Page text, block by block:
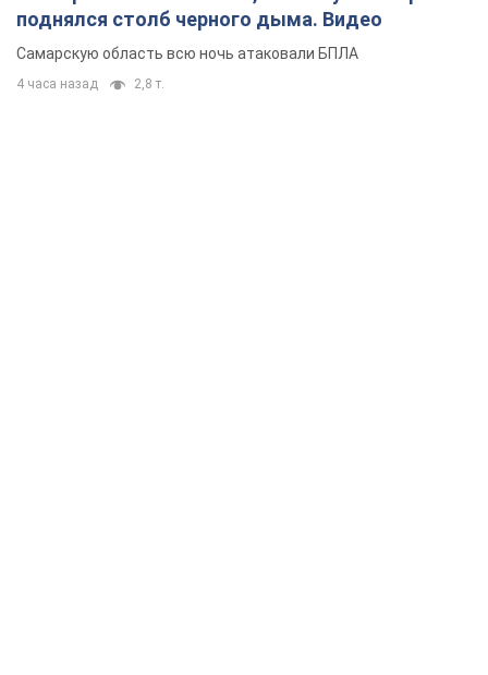
поднялся столб черного дыма. Видео
Самарскую область всю ночь атаковали БПЛА
4 часа назад 2,8 т.